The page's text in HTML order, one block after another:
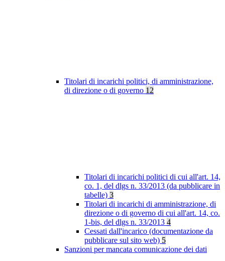
Titolari di incarichi politici, di amministrazione,
di direzione o di governo 12
Titolari di incarichi politici di cui all'art. 14,
co. 1, del dlgs n. 33/2013 (da pubblicare in
tabelle) 3
Titolari di incarichi di amministrazione, di
direzione o di governo di cui all'art. 14, co.
1-bis, del dlgs n. 33/2013 4
Cessati dall'incarico (documentazione da
pubblicare sul sito web) 5
Sanzioni per mancata comunicazione dei dati